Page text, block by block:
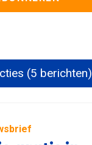
(5 berichten)